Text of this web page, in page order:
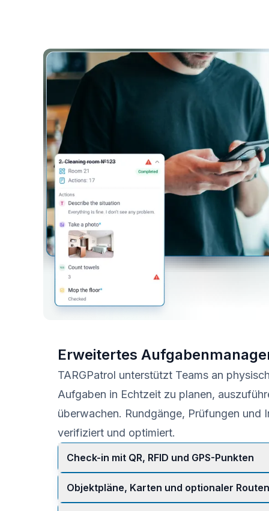
Erweitertes
TARGPatrol unterstützt Teams an
Aufgaben in Echtzeit zu planen,
überwachen. Rundgänge, Prüfungen und
verifiziert und optimiert.
Check-in mit QR, RFID und GPS-Punkten
GPS-Punkt-Check-ins werden nur
Objektpläne, Karten und optionaler